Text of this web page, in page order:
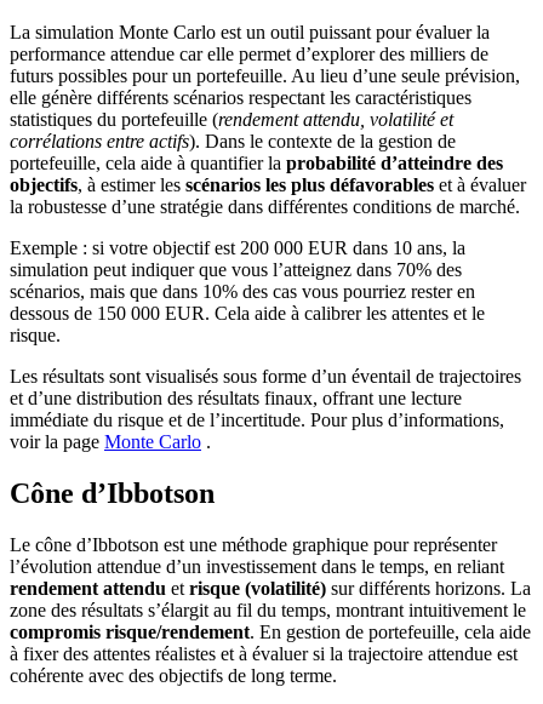
La simulation Monte Carlo est un outil puissant pour évaluer la
performance attendue car elle permet d’explorer des milliers de
futurs possibles pour un portefeuille. Au lieu d’une seule prévision,
elle génère différents scénarios respectant les caractéristiques
statistiques du portefeuille (rendement attendu, volatilité et
corrélations entre actifs). Dans le contexte de la gestion de
portefeuille, cela aide à quantifier la probabilité d’atteindre des
objectifs, à estimer les scénarios les plus défavorables et à évaluer
la robustesse d’une stratégie dans différentes conditions de marché.
Exemple : si votre objectif est 200 000 EUR dans 10 ans, la
simulation peut indiquer que vous l’atteignez dans 70% des
scénarios, mais que dans 10% des cas vous pourriez rester en
dessous de 150 000 EUR. Cela aide à calibrer les attentes et le
risque.
Les résultats sont visualisés sous forme d’un éventail de trajectoires
et d’une distribution des résultats finaux, offrant une lecture
immédiate du risque et de l’incertitude. Pour plus d’informations,
voir la page Monte Carlo .
Cône d’Ibbotson
Le cône d’Ibbotson est une méthode graphique pour représenter
l’évolution attendue d’un investissement dans le temps, en reliant
rendement attendu et risque (volatilité) sur différents horizons. La
zone des résultats s’élargit au fil du temps, montrant intuitivement le
compromis risque/rendement. En gestion de portefeuille, cela aide
à fixer des attentes réalistes et à évaluer si la trajectoire attendue est
cohérente avec des objectifs de long terme.